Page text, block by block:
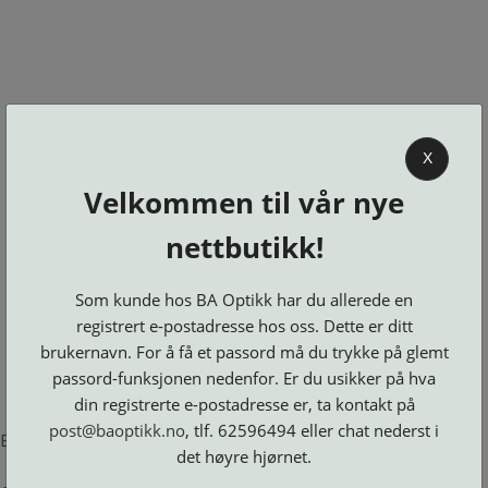
BA OPTIKK
KJØPSVILKÅR
OSS
BESTILL
DELER
LOGG INN
Brillerens
Brillesnorer
Clip-
on
Suncover
Etuier
Innfatninger
Lesebriller
Luper
og
Speil
Maskiner
Microkluter
Neseputer
Se alle kategorier
Error loading product page.
X
Velkommen til vår nye
nettbutikk!
Som kunde hos BA Optikk har du allerede en
registrert e-postadresse hos oss. Dette er ditt
brukernavn. For å få et passord må du trykke på glemt
passord-funksjonen nedenfor. Er du usikker på hva
din registrerte e-postadresse er, ta kontakt på
post@baoptikk.no, tlf. 62596494 eller chat nederst i
det høyre hjørnet.